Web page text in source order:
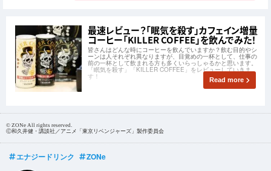
最速レビュー？「眠気を殺す」カフェイン増量
コーヒー「KILLER COFFEE」を飲んでみた！
皆さんはどんな時にコーヒーを飲んでいますか？飲む目的やシ
ーンは人それぞれ異なりますが、目覚めの一杯として、仕事の
前の一杯として飲まれる方も多くいらっしゃるかと思います。
「眠気を殺す」「KILLER COFFEE」をレビューしていきま
す！ Read more
© ZONe All rights reserved.
Ⓒ和久井健・講談社／アニメ「東京リベンジャーズ」製作委員会
エナジードリンク ZONe